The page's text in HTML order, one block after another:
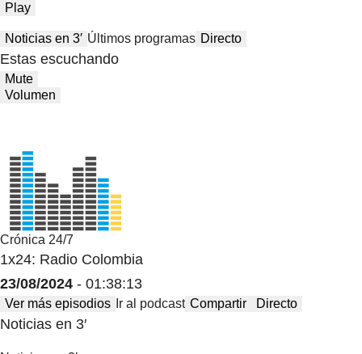
Play
Noticias en 3′ Últimos programas Directo
Estas escuchando
Mute
Volumen
Crónica 24/7
1x24: Radio Colombia
23/08/2024 - 01:38:13
Ver más episodios Ir al podcast Compartir Directo
Noticias en 3′